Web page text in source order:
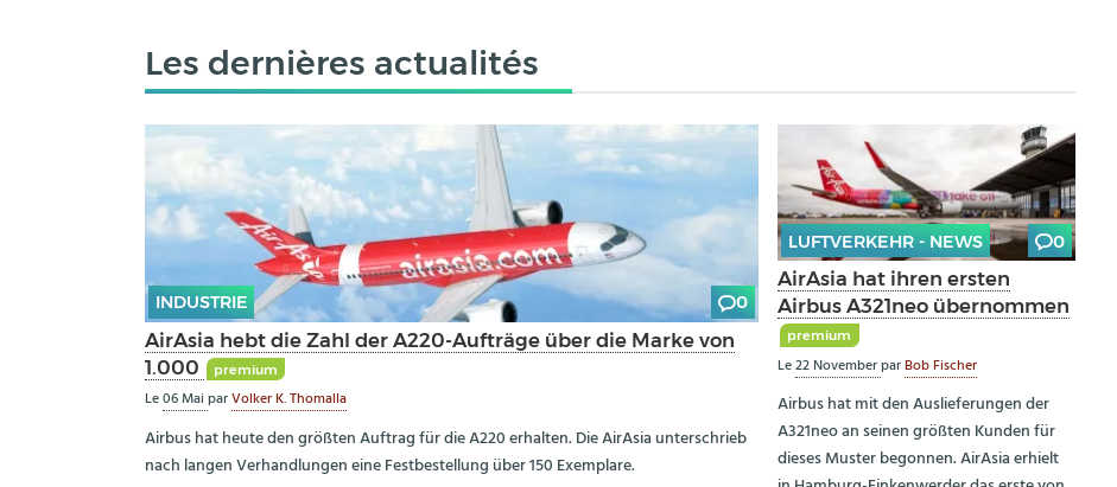
Les dernières actualités
INDUSTRIE 0
AirAsia hebt die Zahl der A220-Aufträge über die Marke von
1.000
premium
Le06 Mai parVolker K. Thomalla
Airbus hat heute den größten Auftrag für die A220 erhalten. Die AirAsia unterschrieb
nach langen Verhandlungen eine Festbestellung über 150 Exemplare.
LUFTVERKEHR - NEWS 0
AirAsia hat ihren ersten
Airbus A321neo übernommen
premium
Le22 NovemberparBob Fischer
Airbus hat mit den Auslieferungen der
A321neo an seinen größten Kunden für
dieses Muster begonnen. AirAsia erhielt